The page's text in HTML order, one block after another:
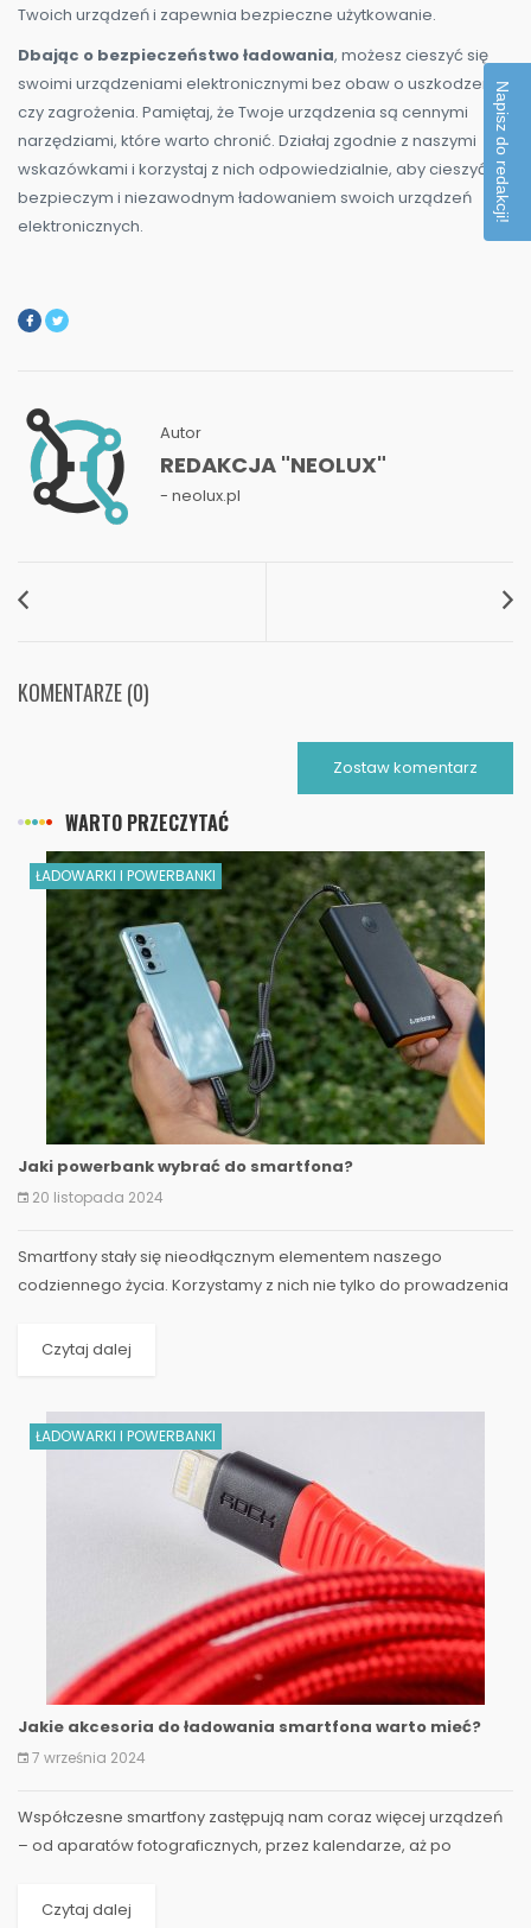
Twoich urządzeń i zapewnia bezpieczne użytkowanie.
Dbając o bezpieczeństwo ładowania, możesz cieszyć się
swoimi urządzeniami elektronicznymi bez obaw o uszkodzenia
czy zagrożenia. Pamiętaj, że Twoje urządzenia są cennymi
narzędziami, które warto chronić. Działaj zgodnie z naszymi
wskazówkami i korzystaj z nich odpowiedzialnie, aby cieszyć się
bezpieczym i niezawodnym ładowaniem swoich urządzeń
elektronicznych.
Autor
REDAKCJA "NEOLUX"
- neolux.pl
KOMENTARZE (0)
Zostaw komentarz
WARTO PRZECZYTAĆ
ŁADOWARKI I POWERBANKI
Jaki powerbank wybrać do smartfona?
20 listopada 2024
Smartfony stały się nieodłącznym elementem naszego
codziennego życia. Korzystamy z nich nie tylko do prowadzenia
Czytaj dalej
ŁADOWARKI I POWERBANKI
Jakie akcesoria do ładowania smartfona warto mieć?
7 września 2024
Współczesne smartfony zastępują nam coraz więcej urządzeń
– od aparatów fotograficznych, przez kalendarze, aż po
Czytaj dalej
Napisz do redakcji!